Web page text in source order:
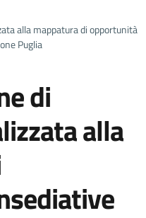
alla mappatura di opportunità
Puglia
di
alla